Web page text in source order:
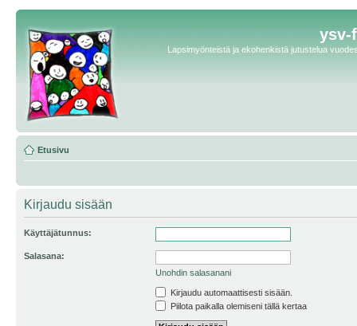
ysv-
Lapsimyönteistä ja ekohenkistä jutustelua
Etusivu
Kirjaudu sisään
Käyttäjätunnus:
Salasana:
Unohdin salasanani
Kirjaudu automaattisesti sisään.
Piilota paikalla olemiseni tällä kertaa